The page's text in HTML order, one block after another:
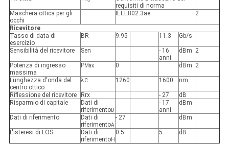
requisiti di norma
Maschera ottica per gli
occhi
IEEE802.3ae 2
Ricevitore
Tasso di data di
esercizio
BR 9.95 11.3 Gb/s
Sensibilità del ricevitore Sen
- 16
anni.
dBm 2
Potenza di ingresso
massima
PMax. 0 dBm 2
Lunghezza d'onda del
centro ottico
λC 1260 1600 nm
Riflessione del ricevitore Rrx - 27
dB
Risparmio di capitale
Dati di
riferimentoD
- 17
anni.
dBm
Dati di riferimento
Dati di
riferimentoA
- 27 dBm
L'isteresi di LOS
Dati di
riferimentoH
0.5 5 dB